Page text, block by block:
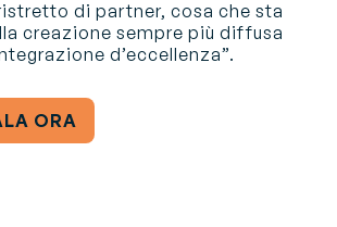
di partner, cosa che sta
creazione sempre più diffusa
d’eccellenza”.
ORA